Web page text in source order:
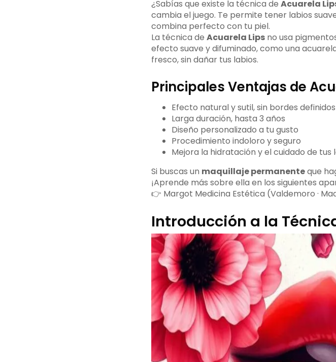
¿Sabías que existe la técnica de Acuarela
cambia el juego. Te permite tener labios
combina perfecto con tu piel.
La técnica de Acuarela Lipsno usa
efecto suave y difuminado, como una
fresco, sin dañar tus labios.
Principales Ventajas de
Efecto natural y sutil, sin bordes definidos
Larga duración, hasta 3 años
Diseño personalizado a tu gusto
Procedimiento indoloro y seguro
Mejora la hidratación y el cuidado de tus
Si buscas un maquillaje permanenteque
¡Aprende más sobre ella en los siguientes
👉 Margot Medicina Estética (Valdemoro ·
Introducción a la